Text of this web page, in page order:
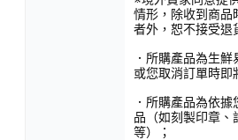
情形，除收到商品
者外，恕不接受退
．所購產品為生
或您取消訂單時即
．所購產品為依
品（如刻製印章、
等）；